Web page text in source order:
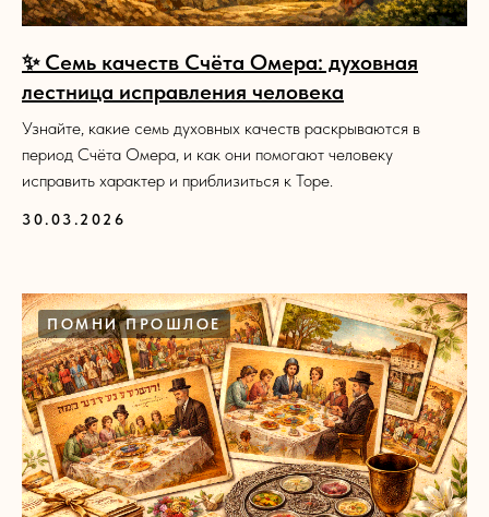
✨ Семь качеств Счёта Омера: духовная
лестница исправления человека
Узнайте, какие семь духовных качеств раскрываются в
период Счёта Омера, и как они помогают человеку
исправить характер и приблизиться к Торе.
30.03.2026
ПОМНИ ПРОШЛОЕ